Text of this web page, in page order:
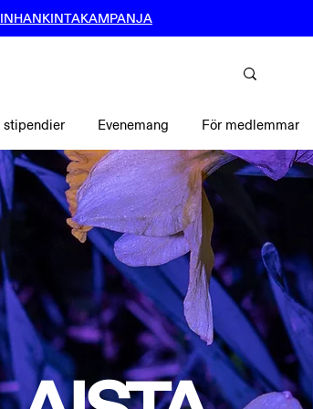
stipendier Evenemang För medlemmar